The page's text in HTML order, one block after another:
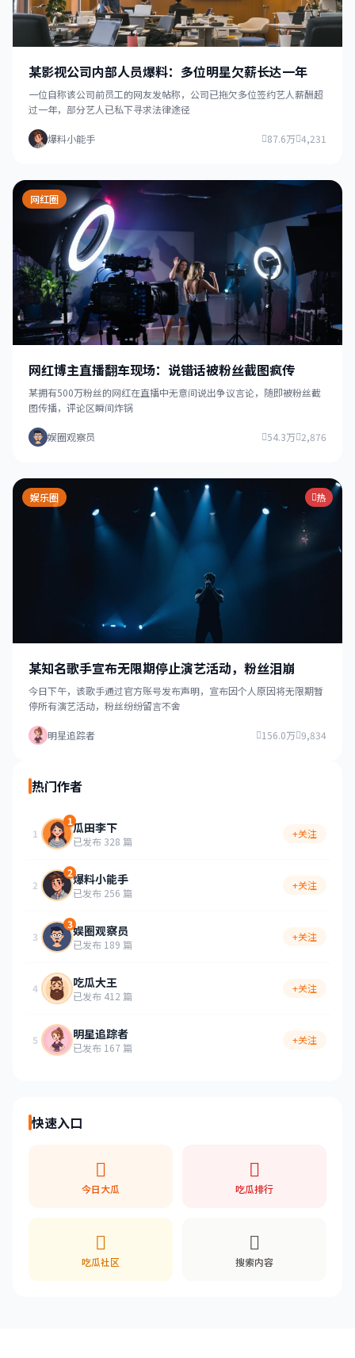
某影视公司内部人员爆料：多位明星欠薪长达一年
一位自称该公司前员工的网友发帖称，公司已拖欠多位签约艺人薪酬超
过一年，部分艺人已私下寻求法律途径
爆料小能手 87.6万 4,231
网红圈
网红博主直播翻车现场：说错话被粉丝截图疯传
某拥有500万粉丝的网红在直播中无意间说出争议言论，随即被粉丝截
图传播，评论区瞬间炸锅
娱圈观察员 54.3万 2,876
娱乐圈 热
某知名歌手宣布无限期停止演艺活动，粉丝泪崩
今日下午，该歌手通过官方账号发布声明，宣布因个人原因将无限期暂
停所有演艺活动，粉丝纷纷留言不舍
明星追踪者 156.0万 9,834
热门作者
1
1瓜田李下
已发布 328 篇
+关注
2
2爆料小能手
已发布 256 篇
+关注
3
3娱圈观察员
已发布 189 篇
+关注
4 吃瓜大王
已发布 412 篇
+关注
5 明星追踪者
已发布 167 篇
+关注
快速入口
今日大瓜 吃瓜排行
吃瓜社区 搜索内容